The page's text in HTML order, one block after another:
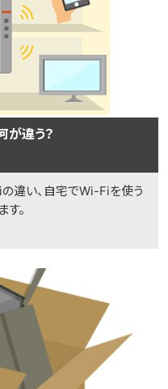
が違う？
の違い、自宅でWi-Fiを使う
。